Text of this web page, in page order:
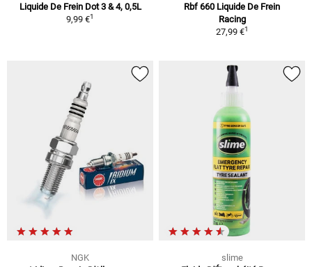
Liquide De Frein Dot 3 & 4, 0,5L
9,99 €1
Rbf 660 Liquide De Frein
Racing
27,99 €1
NGK
slime